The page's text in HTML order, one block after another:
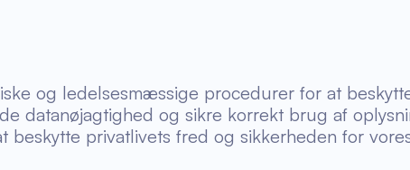
og ledelsesmæssige procedurer for at
datanøjagtighed og sikre korrekt brug af
beskytte privatlivets fred og sikkerheden for